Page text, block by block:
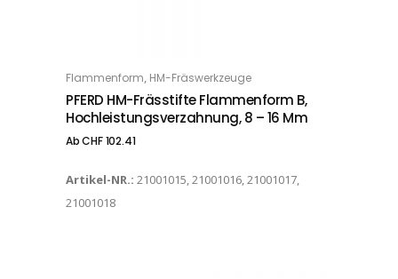
OPTIONS
Flammenform, HM-Fräswerkzeuge
PFERD HM-Frässtifte Flammenform B,
Hochleistungsverzahnung, 8 – 16 Mm
AbCHF102.41
Artikel-NR.: 21001015, 21001016, 21001017,
21001018